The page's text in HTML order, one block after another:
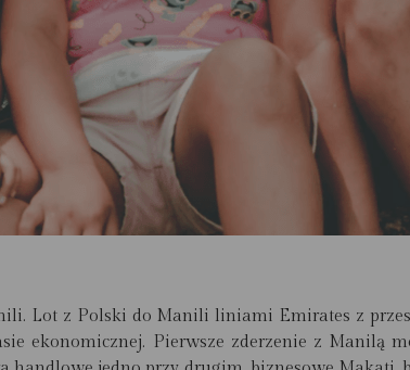
Lot z Polski do Manili liniami Emirates z
ekonomicznej. Pierwsze zderzenie z Manilą